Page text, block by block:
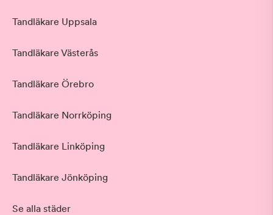
Tandläkare Uppsala
Tandläkare Västerås
Tandläkare Örebro
Tandläkare Norrköping
Tandläkare Linköping
Tandläkare Jönköping
Se alla städer